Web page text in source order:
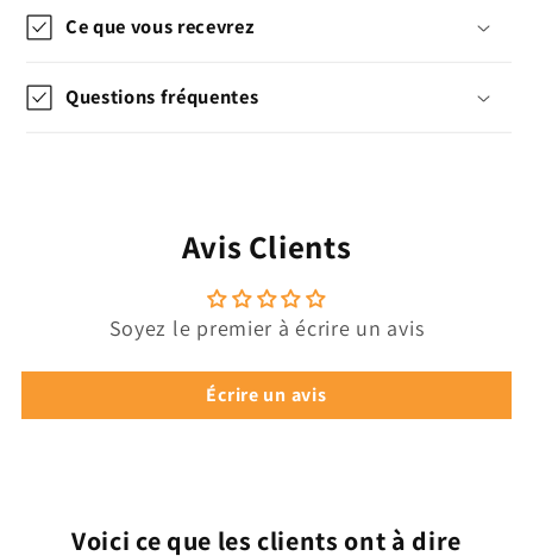
Ce que vous recevrez
Questions fréquentes
Avis Clients
Soyez le premier à écrire un avis
Écrire un avis
Voici ce que les clients ont à dire